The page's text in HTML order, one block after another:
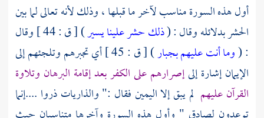
أول هذه السورة مناسب لآخر ما قبلها ، وذلك لأنه تعالى لما بين
الحشر بدلائله وقال : (ذلك حشر علينا يسير
) [ ق : 44 ] وقال
: (وما أنت عليهم بجبار
) [ ق : 45 ] أي تجبرهم وتلجئهم إلى
الإيمان إشارة إلىإصرارهم على الكفر بعد إقامة البرهان وتلاوة
القرآن عليهم لم يبق إلا اليمين فقال :" والذاريات ذروا ....إنما